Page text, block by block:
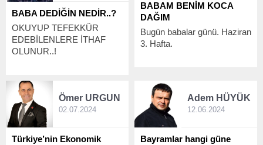
BABA DEDİĞİN NEDİR..?
OKUYUP TEFEKKÜR
EDEBİLENLERE İTHAF
OLUNUR..!
BABAM BENİM KOCA
DAĞIM
Bugün babalar günü. Haziran
3. Hafta.
Ömer URGUN
02.07.2024
Türkiye’nin Ekonomik
Adem HÜYÜK
12.06.2024
Bayramlar hangi güne